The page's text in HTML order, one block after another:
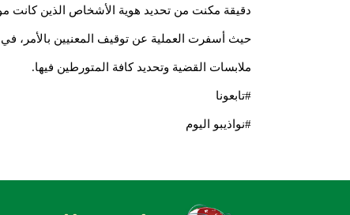
دقيقة مكنت من تحديد هوية الأشخاص الذين كانت
حيث أسفرت العملية عن توقيف المعنيين بالأمر،
ملابسات القضية وتحديد كافة المتورطين فيها.
#تابعونا
#نواذيبو اليوم